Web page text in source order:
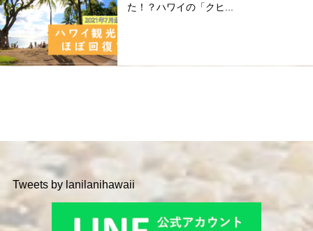
た！？ハワイの「クヒ...
Tweets by lanilanihawaii